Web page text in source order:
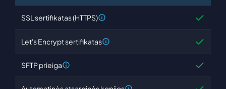
SSL sertifikatas (HTTPS)
Let's Encrypt sertifikatas
SFTP prieiga